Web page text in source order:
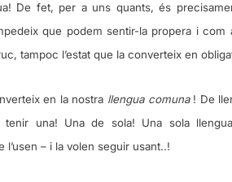
De fet, per a uns quants, és
que podem sentir-la propera i com
tampoc l’estat que la converteix en
en la nostra llengua comuna! De
una! Una de sola! Una sola
– i la volen seguir usant..!